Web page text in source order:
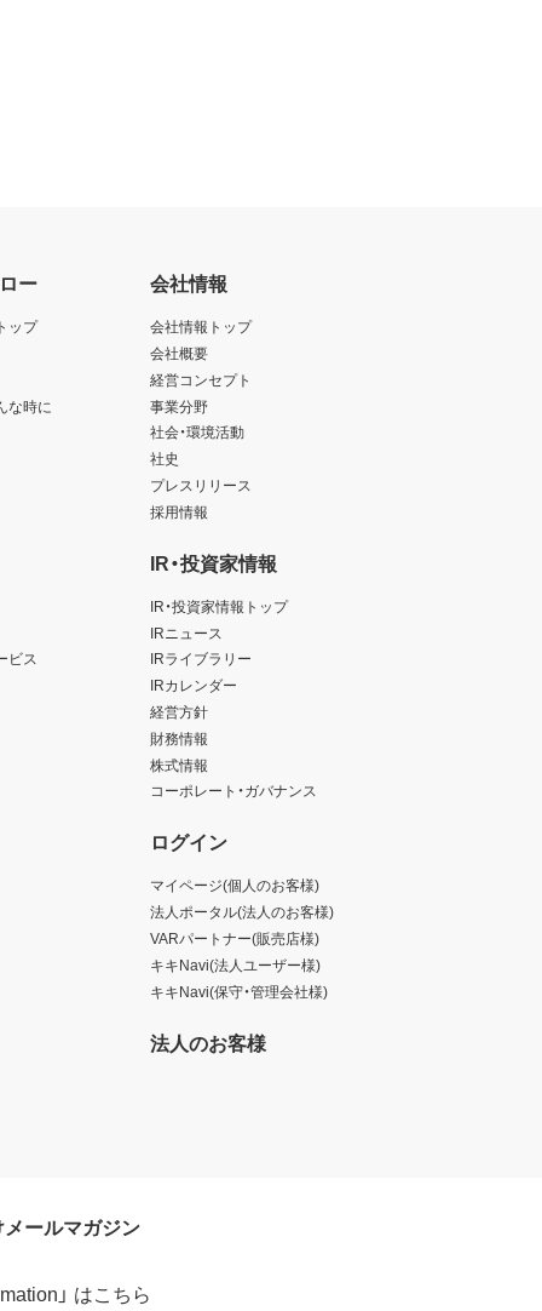
ー
ップ
な時に
ビス
会社情報
会社情報トップ
会社概要
経営コンセプト
事業分野
社会・環境活動
社史
プレスリリース
採用情報
IR・投資家情報
IR・投資家情報トップ
IRニュース
IRライブラリー
IRカレンダー
経営方針
財務情報
株式情報
コーポレート・ガバナンス
ログイン
マイページ(個人のお客様)
法人ポータル(法人のお客様)
VARパートナー(販売店様)
キキNavi(法人ユーザー様)
キキNavi(保守・管理会社様)
法人のお客様
ールマガジン
」 はこちら